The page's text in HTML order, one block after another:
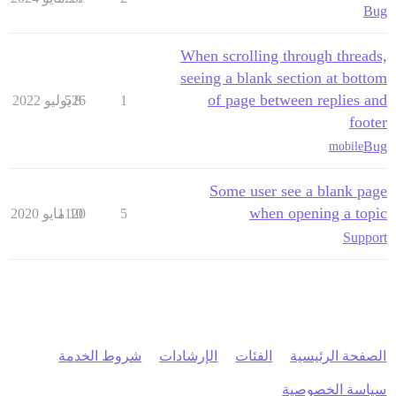
Bug
When scrolling through threads,
seeing a blank section at bottom
of page between replies and
footer
Bug
mobile
1
526
8 يوليو 2022
Some user see a blank page
when opening a topic
Support
5
1120
10 مايو 2020
الصفحة الرئيسية الفئات الإرشادات شروط الخدمة
سياسة الخصوصية